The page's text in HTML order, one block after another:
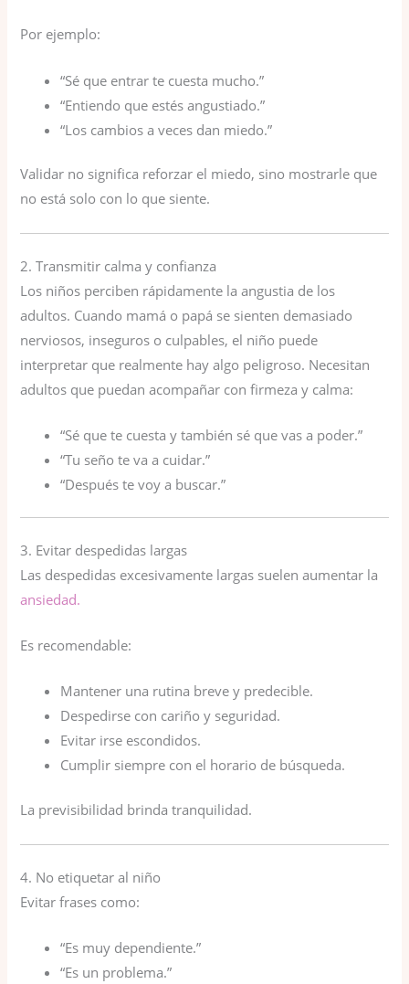
Por ejemplo:
“Sé que entrar te cuesta mucho.”
“Entiendo que estés angustiado.”
“Los cambios a veces dan miedo.”
Validar no significa reforzar el miedo, sino mostrarle que
no está solo con lo que siente.
2. Transmitir calma y confianza
Los niños perciben rápidamente la angustia de los
adultos. Cuando mamá o papá se sienten demasiado
nerviosos, inseguros o culpables, el niño puede
interpretar que realmente hay algo peligroso. Necesitan
adultos que puedan acompañar con firmeza y calma:
“Sé que te cuesta y también sé que vas a poder.”
“Tu seño te va a cuidar.”
“Después te voy a buscar.”
3. Evitar despedidas largas
Las despedidas excesivamente largas suelen aumentar la
ansiedad.
Es recomendable:
Mantener una rutina breve y predecible.
Despedirse con cariño y seguridad.
Evitar irse escondidos.
Cumplir siempre con el horario de búsqueda.
La previsibilidad brinda tranquilidad.
4. No etiquetar al niño
Evitar frases como:
“Es muy dependiente.”
“Es un problema.”